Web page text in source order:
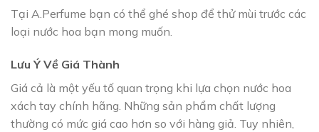
Tại A.Perfume bạn có thể ghé shop để thử mùi trước các
loại nước hoa bạn mong muốn.
Lưu Ý Về Giá Thành
Giá cả là một yếu tố quan trọng khi lựa chọn nước hoa
xách tay chính hãng. Những sản phẩm chất lượng
thường có mức giá cao hơn so với hàng giả. Tuy nhiên,